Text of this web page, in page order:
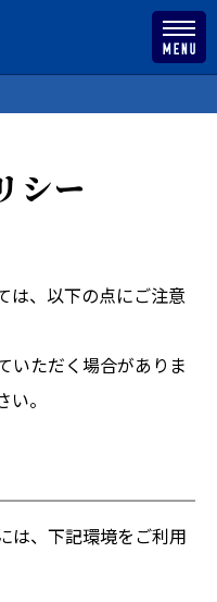
シー
は、以下の点にご注意
いただく場合がありま
。
は、下記環境をご利用